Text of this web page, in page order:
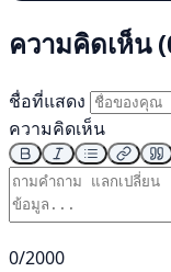
ความคิดเห็น
ชื่อที่แสดง
ความคิดเห็น
0/2000